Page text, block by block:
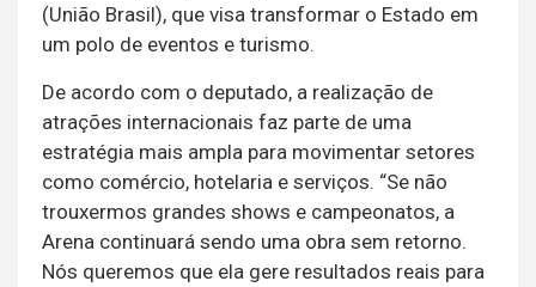
(União Brasil), que visa transformar o Estado em
um polo de eventos e turismo.
De acordo com o deputado, a realização de
atrações internacionais faz parte de uma
estratégia mais ampla para movimentar setores
como comércio, hotelaria e serviços. “Se não
trouxermos grandes shows e campeonatos, a
Arena continuará sendo uma obra sem retorno.
Nós queremos que ela gere resultados reais para